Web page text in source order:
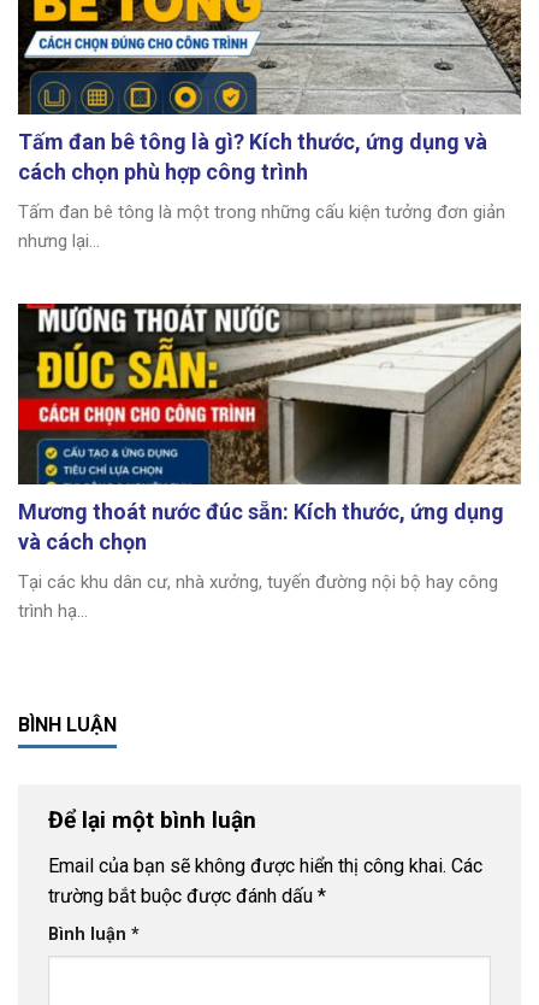
Tấm đan bê tông là gì? Kích thước, ứng dụng và
cách chọn phù hợp công trình
Tấm đan bê tông là một trong những cấu kiện tưởng đơn giản
nhưng lại...
Mương thoát nước đúc sẵn: Kích thước, ứng dụng
và cách chọn
Tại các khu dân cư, nhà xưởng, tuyến đường nội bộ hay công
trình hạ...
BÌNH LUẬN
Để lại một bình luận
Email của bạn sẽ không được hiển thị công khai. Các
trường bắt buộc được đánh dấu *
Bình luận *